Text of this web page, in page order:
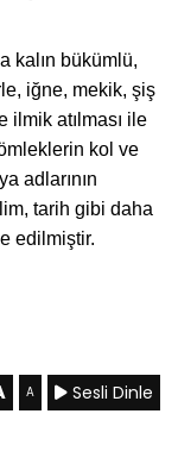
kalın bükümlü,
iğne, mekik, şiş
ilmik atılması ile
kol ve
adlarının
tarih gibi daha
edilmiştir.
A Sesli Dinle